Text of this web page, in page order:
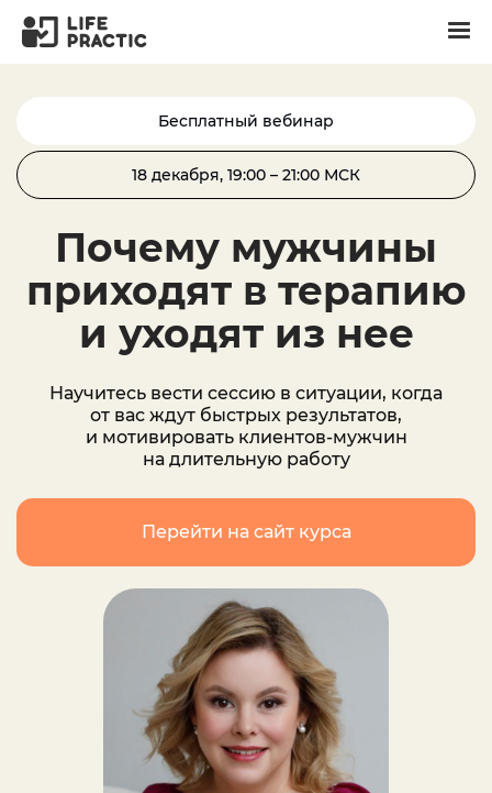
Бесплатный вебинар
18 декабря, 19:00 – 21:00 МСК
Почему мужчины
приходят в терапию
и уходят из нее
Научитесь вести сессию в ситуации, когда
от вас ждут быстрых результатов,
и мотивировать клиентов-мужчин
на длительную работу
Перейти на сайт курса